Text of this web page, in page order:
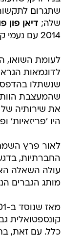
שתגרום
שלה; דיאן פון
2014 עם נעמי קמפבל, אולי הגדולה שבדוגמניות שנות ה-90.
לעומת השואו,
שנשתלו
שהמעצבת
את שירותיה של
היו 'פריזאיות'
לאור פרץ
החברתיות,
עולה השאלה
מותג הגברים
קונספטואלית
כלל. עם זאת,